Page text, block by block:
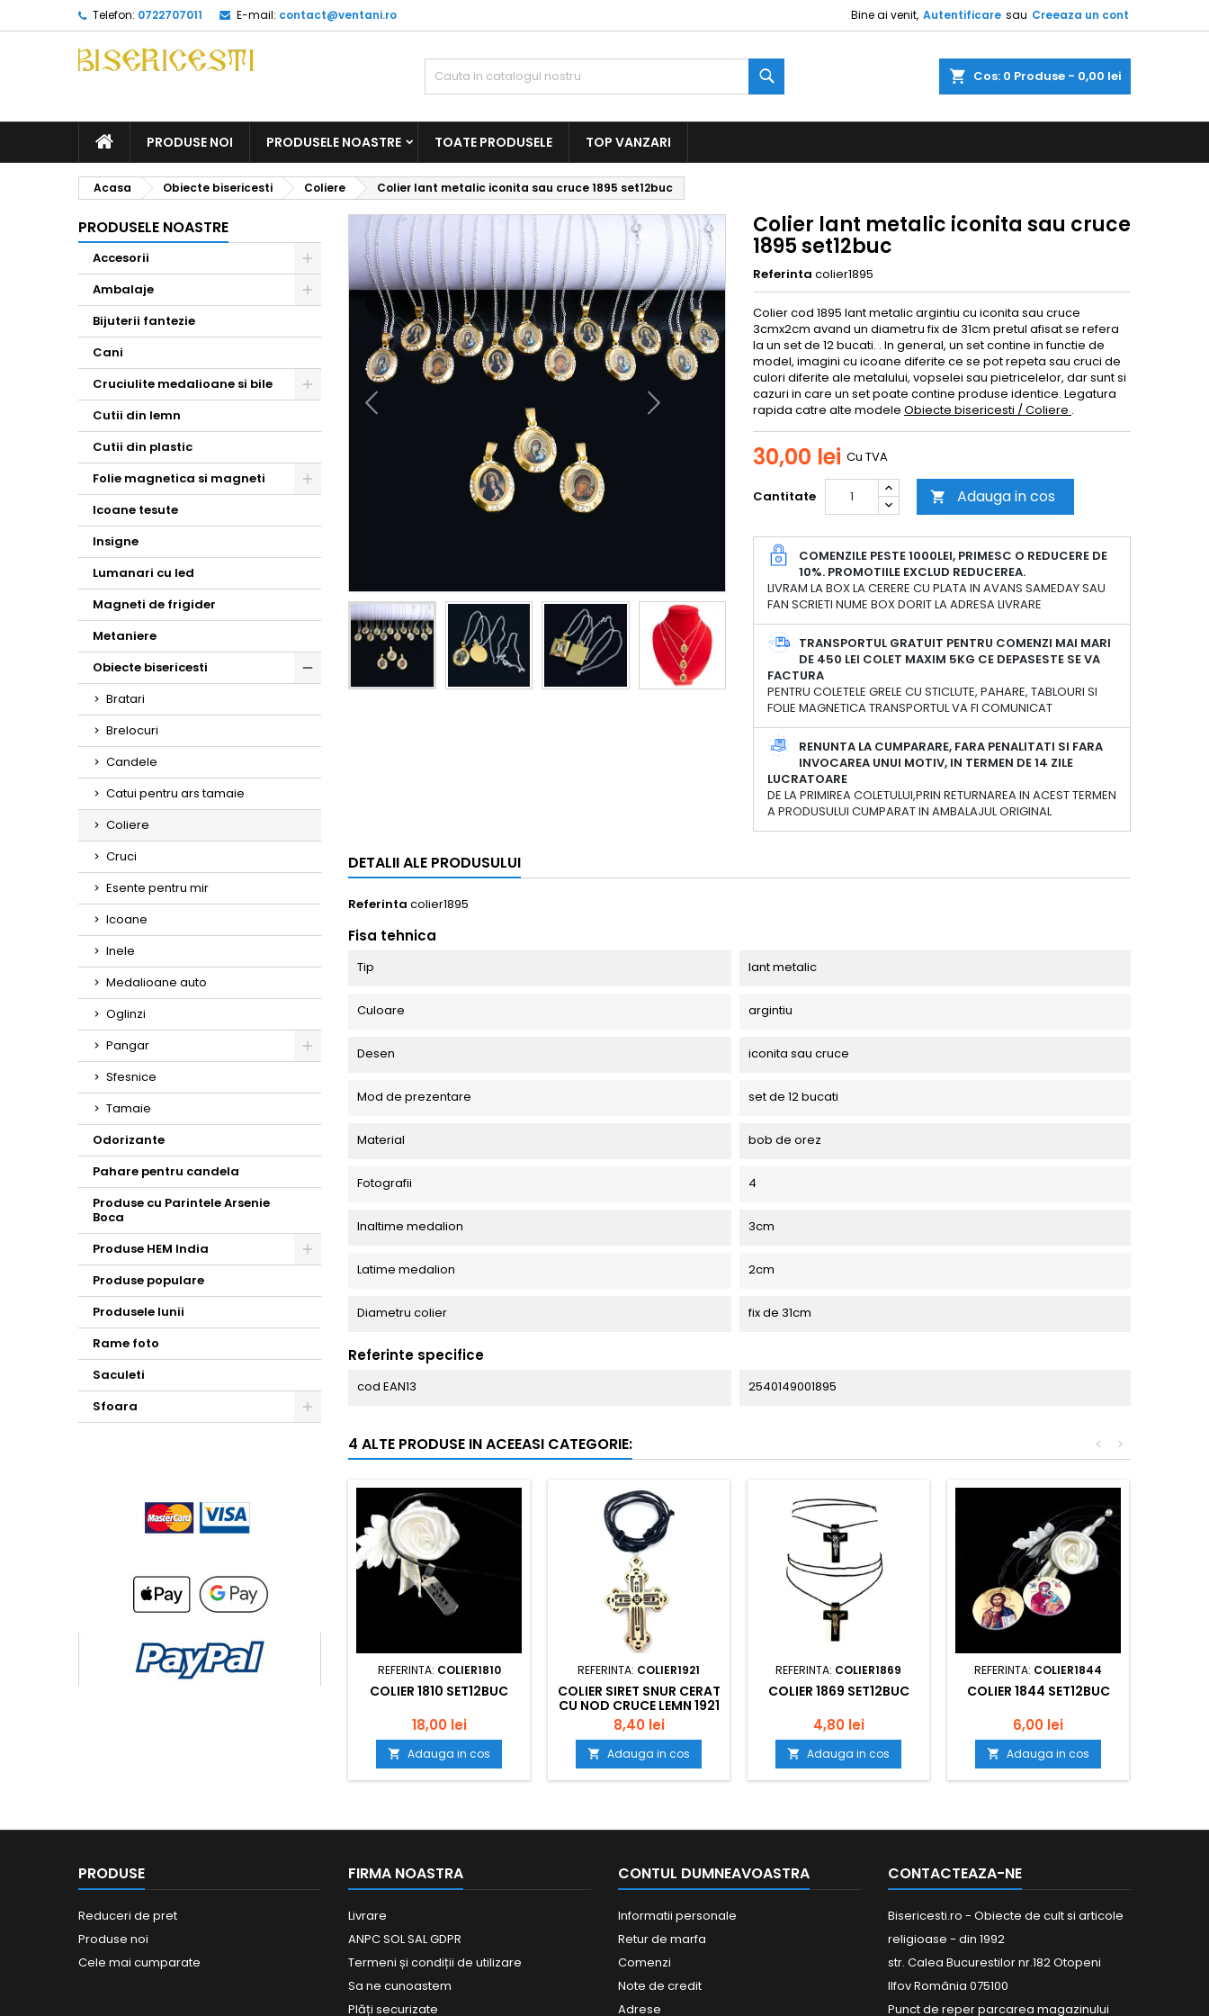
Telefon: 0722707011 E-mail: contact@ventani.ro Bine ai venit, Autentificare sau Creeaza un cont
Cos 0 Produse - 0,00 lei
ACASAPRODUSE NOI PRODUSELE NOASTRE TOATE PRODUSELE TOP VANZARI
Acasa Obiecte bisericesti Coliere Colier lant metalic iconita sau cruce 1895 set12buc
PRODUSELE NOASTRE
Accesorii
Toggle
Ambalaje
Toggle
Bijuterii fantezie
Cani
Cruciulite medalioane si bile
Toggle
Cutii din lemn
Cutii din plastic
Folie magnetica si magneti
Icoane tesute
Insigne
Lumanari cu led
Magneti de frigider
Metaniere
Obiecte bisericesti
Toggle
Bratari
Brelocuri
Candele
Catui pentru ars tamaie
Coliere
Cruci
Esente pentru mir
Icoane
Inele
Medalioane auto
Oglinzi
Pangar
Sfesnice
Tamaie
Odorizante
Pahare pentru candela
Produse cu Parintele Arsenie
Boca
Produse HEM India
Toggle
Produse populare
Produsele lunii
Rame foto
Saculeti
Sfoara
Colier lant metalic iconita sau cruce
1895 set12buc
Referinta colier1895
Colier cod 1895 lant metalic argintiu cu iconita sau cruce
3cmx2cm avand un diametru fix de 31cm pretul afisat se refera
la un set de 12 bucati. . In general, un set contine in functie de
model, imagini cu icoane diferite ce se pot repeta sau cruci de
culori diferite ale metalului, vopselei sau pietricelelor, dar sunt si
cazuri in care un set poate contine produse identice. Legatura
rapida catre alte modele Obiecte bisericesti / Coliere .
30,00 lei Cu TVA
Cantitate  Adauga in cos
COMENZILE PESTE 1000LEI, PRIMESC O REDUCERE DE
10%. PROMOTIILE EXCLUD REDUCEREA.
LIVRAM LA BOX LA CERERE CU PLATA IN AVANS SAMEDAY SAU
FAN SCRIETI NUME BOX DORIT LA ADRESA LIVRARE
TRANSPORTUL GRATUIT PENTRU COMENZI MAI MARI
DE 450 LEI COLET MAXIM 5KG CE DEPASESTE SE VA
FACTURA
PENTRU COLETELE GRELE CU STICLUTE, PAHARE, TABLOURI SI
FOLIE MAGNETICA TRANSPORTUL VA FI COMUNICAT
RENUNTA LA CUMPARARE, FARA PENALITATI SI FARA
INVOCAREA UNUI MOTIV, IN TERMEN DE 14 ZILE
LUCRATOARE
DE LA PRIMIREA COLETULUI,PRIN RETURNAREA IN ACEST TERMEN
A PRODUSULUI CUMPARAT IN AMBALAJUL ORIGINAL
DETALII ALE PRODUSULUI
Referinta colier1895
Fisa tehnica
Tip lant metalic
Culoare argintiu
Desen iconita sau cruce
Mod de prezentare set de 12 bucati
Material bob de orez
Fotografii 4
Inaltime medalion 3cm
Latime medalion 2cm
Diametru colier fix de 31cm
Referinte specifice
cod EAN13 2540149001895
4 ALTE PRODUSE IN ACEEASI CATEGORIE: >
<
REFERINTA: COLIER1810
COLIER 1810 SET12BUC
18,00 lei
 Adauga in cos
REFERINTA: COLIER1921
COLIER SIRET SNUR CERAT
CU NOD CRUCE LEMN 1921
SET12BUC
8,40 lei
 Adauga in cos
REFERINTA: COLIER1869
COLIER 1869 SET12BUC
4,80 lei
 Adauga in cos
REFERINTA: COLIER1844
COLIER 1844 SET12BUC
6,00 lei
 Adauga in cos
PRODUSE
Reduceri de pret
Produse noi
Cele mai cumparate
FIRMA NOASTRA
Livrare
ANPC SOL SAL GDPR
Termeni și condiții de utilizare
Sa ne cunoastem
Plăți securizate
CONTUL DUMNEAVOASTRA
Informatii personale
Retur de marfa
Comenzi
Note de credit
Adrese
CONTACTEAZA-NE
Bisericesti.ro - Obiecte de cult si articole
religioase - din 1992
str. Calea Bucurestilor nr.182 Otopeni
Ilfov România 075100
Punct de reper parcarea magazinului